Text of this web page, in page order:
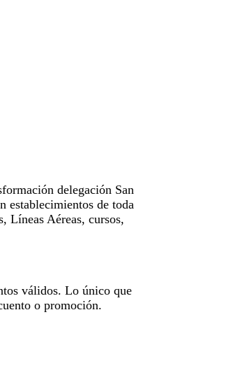
delegación San
establecimientos de toda
Líneas Aéreas, cursos,
válidos. Lo único que
o promoción.